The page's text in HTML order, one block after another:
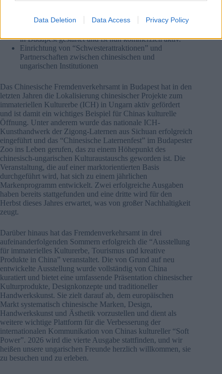
Data Deletion Data Access Privacy Policy
Immaterielles Kulturerbe) wurde erfolgreich in
Die jährlich stattfindende China Intangible Cultural
in Budapest gestartet und ist nun kommerziell aktiv.
Einrichtung von “Schwesterattraktionen” und
Partnerschaften zwischen chinesischen und
ungarischen Institutionen
Das Chinesische Fremdenverkehrsamt in Budapest hat in den
letzten Jahren die Lokalisierung chinesischer Projekte zum
immateriellen Kulturerbe (ICH) in Ungarn aktiv gefördert
und ist damit ein wichtiges Beispiel für Chinas kulturelle
Öffnung. Unter anderem wurde das nationale ICH-
Kunsthandwerk der Zigong-Laternen aus Sichuan erfolgreich
eingeführt und das “Chinesische Laternenfest” im Budapester
Zoo ins Leben gerufen, das zu einem Höhepunkt des
chinesisch-ungarischen Kulturaustauschs geworden ist. Die
Veranstaltung, die auf einer marktorientierten Basis
durchgeführt wird, hat sich zu einem jährlichen
Markenprogramm entwickelt. Zwei erfolgreiche Ausgaben
haben bereits stattgefunden und eine dritte wird für den
Herbst dieses Jahres erwartet, was von großer Nachhaltigkeit
zeugt.
Darüber hinaus hat das Fremdenverkehrsamt in drei
aufeinanderfolgenden Sommern erfolgreich die “Ausstellung
für immaterielles Kulturerbe, Tourismus und kreative
Produkte in China” veranstaltet. Die von Grund auf neu
entwickelte Ausstellung wurde vollständig von China
kuratiert und bietet eine umfassende Präsentation chinesischer
Kulturprodukte, Designkonzepte und traditioneller
Handwerkskunst. Sie zielt darauf ab, dem europäischen
Markt systematisch chinesische Marken, Design,
Handwerkskunst und Ästhetik vorzustellen und dient als
weitere wichtige Plattform für die Verbesserung der
internationalen Kommunikation von Chinas kultureller “Soft
Power”. 2026 wird die vierte Ausgabe stattfinden, und wir
heißen unsere ungarischen Freunde herzlich willkommen, sie
zu besuchen und zu erleben.